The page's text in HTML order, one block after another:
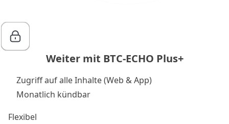
Weiter mit BTC-ECHO Plus+
Zugriff auf alle Inhalte (Web & App)
Monatlich kündbar
Flexibel